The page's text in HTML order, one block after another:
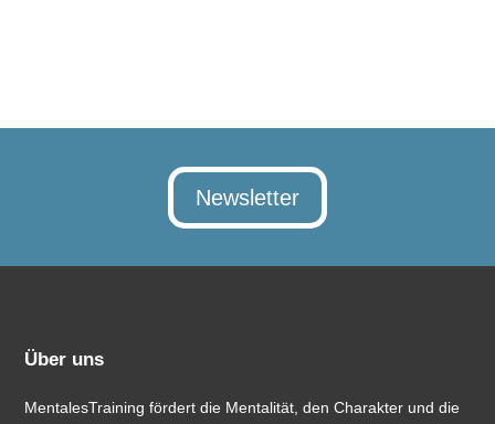
Newsletter
Über uns
MentalesTraining fördert die Mentalität, den Charakter und die